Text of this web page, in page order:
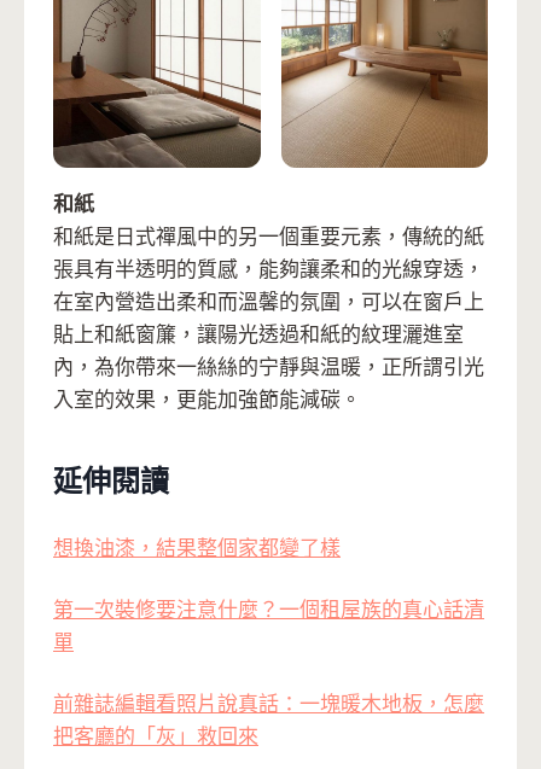
和紙
和紙是日式禪風中的另一個重要元素，傳統的紙
張具有半透明的質感，能夠讓柔和的光線穿透，
在室內營造出柔和而溫馨的氛圍，可以在窗戶上
貼上和紙窗簾，讓陽光透過和紙的紋理灑進室
內，為你帶來一絲絲的宁靜與温暖，正所謂引光
入室的效果，更能加強節能減碳。
延伸閱讀
想換油漆，結果整個家都變了樣
第一次裝修要注意什麼？一個租屋族的真心話清
單
前雜誌編輯看照片說真話：一塊暖木地板，怎麼
把客廳的「灰」救回來